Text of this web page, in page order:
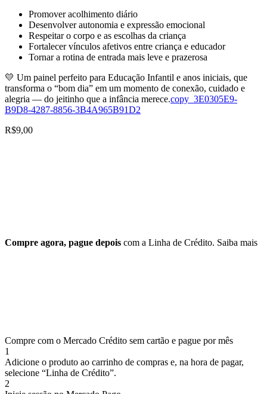
Promover acolhimento diário
Desenvolver autonomia e expressão emocional
Respeitar o corpo e as escolhas da criança
Fortalecer vínculos afetivos entre criança e educador
Tornar a rotina de entrada mais leve e prazerosa
💛 Um painel perfeito para Educação Infantil e anos iniciais, que
transforma o “bom dia” em um momento de conexão, cuidado e
alegria — do jeitinho que a infância merece.copy_3E0305E9-
B9D8-4287-8856-3B4A965B91D2
R$9,00
Compre agora, pague depois com a Linha de Crédito. Saiba mais
Compre com o Mercado Crédito sem cartão e pague por mês
1
Adicione o produto ao carrinho de compras e, na hora de pagar,
selecione “Linha de Crédito”.
2